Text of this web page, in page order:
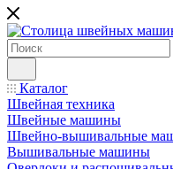
Каталог
Швейная техника
Швейные машины
Швейно-вышивальные
Вышивальные машины